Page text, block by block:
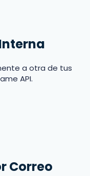
a otra de tus
API.
Correo